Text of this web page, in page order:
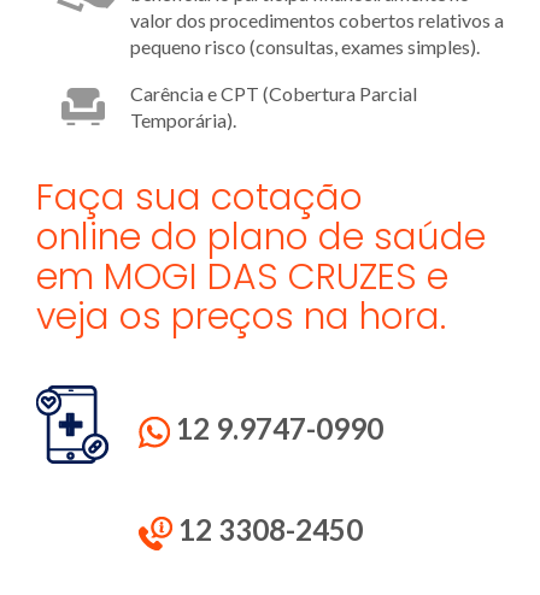
valor dos procedimentos cobertos relativos a
pequeno risco (consultas, exames simples).
Carência e CPT (Cobertura Parcial
Temporária).
Faça sua cotação
online do plano de saúde
em MOGI DAS CRUZES e
veja os preços na hora.
12 9.9747-0990
12 3308-2450